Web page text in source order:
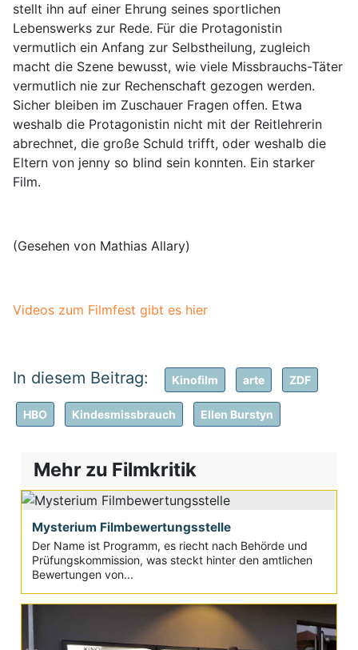
stellt ihn auf einer Ehrung seines sportlichen
Lebenswerks zur Rede. Für die Protagonistin
vermutlich ein Anfang zur Selbstheilung, zugleich
macht die Szene bewusst, wie viele Missbrauchs-Täter
vermutlich nie zur Rechenschaft gezogen werden.
Sicher bleiben im Zuschauer Fragen offen. Etwa
weshalb die Protagonistin nicht mit der Reitlehrerin
abrechnet, die große Schuld trifft, oder weshalb die
Eltern von jenny so blind sein konnten. Ein starker
Film.
(Gesehen von Mathias Allary)
Videos zum Filmfest gibt es hier
Kinofilm arte ZDF
HBO Kindesmissbrauch Ellen Burstyn
Mehr zu Filmkritik
Mysterium Filmbewertungsstelle
Der Name ist Programm, es riecht nach Behörde und
Prüfungskommission, was steckt hinter den amtlichen
Bewertungen von...